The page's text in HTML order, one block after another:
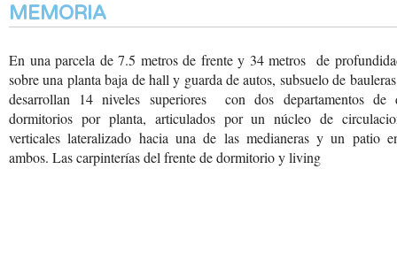
MEMORIA
En una parcela de 7.5 metrosde frente y 34 metros de
sobreuna planta baja de hall y guarda de autos, subsuelode
desarrollan 14 niveles superiorescon dos departamentosde
dormitorios porplanta, articulados porun núcleo de
verticales lateralizado hacia una de las medianerasy un patio
ambos. Las carpinterías del frentede dormitorio y living